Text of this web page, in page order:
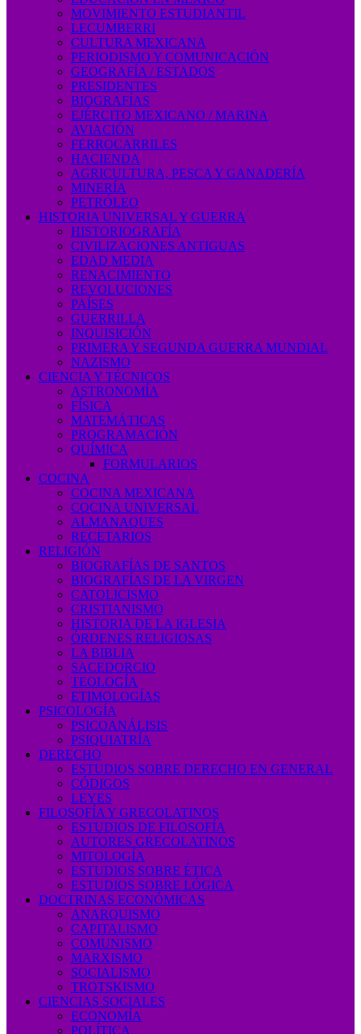
MOVIMIENTO ESTUDIANTIL
LECUMBERRI
CULTURA MEXICANA
PERIODISMO Y COMUNICACIÓN
GEOGRAFÍA / ESTADOS
PRESIDENTES
BIOGRAFÍAS
EJÉRCITO MEXICANO / MARINA
AVIACIÓN
FERROCARRILES
HACIENDA
AGRICULTURA, PESCA Y GANADERÍA
MINERÍA
PETRÓLEO
HISTORIA UNIVERSAL Y GUERRA
HISTORIOGRAFÍA
CIVILIZACIONES ANTIGUAS
EDAD MEDIA
RENACIMIENTO
REVOLUCIONES
PAÍSES
GUERRILLA
INQUISICIÓN
PRIMERA Y SEGUNDA GUERRA MUNDIAL
NAZISMO
CIENCIA Y TÉCNICOS
ASTRONOMÍA
FÍSICA
MATEMÁTICAS
PROGRAMACIÓN
QUÍMICA
FORMULARIOS
COCINA
COCINA MEXICANA
COCINA UNIVERSAL
ALMANAQUES
RECETARIOS
RELIGIÓN
BIOGRAFÍAS DE SANTOS
BIOGRAFÍAS DE LA VIRGEN
CATOLICISMO
CRISTIANISMO
HISTORIA DE LA IGLESIA
ÓRDENES RELIGIOSAS
LA BIBLIA
SACEDORCIO
TEOLOGÍA
ETIMOLOGÍAS
PSICOLOGÍA
PSICOANÁLISIS
PSIQUIATRÍA
DERECHO
ESTUDIOS SOBRE DERECHO EN GENERAL
CÓDIGOS
LEYES
FILOSOFÍA Y GRECOLATINOS
ESTUDIOS DE FILOSOFÍA
AUTORES GRECOLATINOS
MITOLOGÍA
ESTUDIOS SOBRE ÉTICA
ESTUDIOS SOBRE LÓGICA
DOCTRINAS ECONÓMICAS
ANARQUISMO
CAPITALISMO
COMUNISMO
MARXISMO
SOCIALISMO
TROTSKISMO
CIENCIAS SOCIALES
ECONOMÍA
POLÍTICA